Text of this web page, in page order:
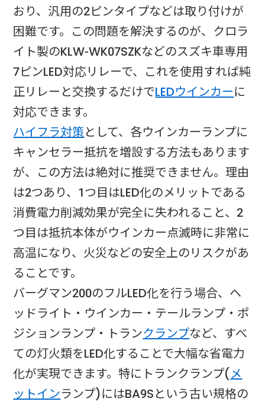
おり、汎用の2ピンタイプなどは取り付けが
困難です。この問題を解決するのが、クロラ
イト製のKLW-WK07SZKなどのスズキ車専用
7ピンLED対応リレーで、これを使用すれば純
正リレーと交換するだけでLEDウインカーに
対応できます。​
ハイフラ対策として、各ウインカーランプに
キャンセラー抵抗を増設する方法もあります
が、この方法は絶対に推奨できません。理由
は2つあり、1つ目はLED化のメリットである
消費電力削減効果が完全に失われること、2
つ目は抵抗本体がウインカー点滅時に非常に
高温になり、火災などの安全上のリスクがあ
ることです。​
バーグマン200のフルLED化を行う場合、ヘ
ッドライト・ウインカー・テールランプ・ポ
ジションランプ・トランクランプなど、すべ
ての灯火類をLED化することで大幅な省電力
化が実現できます。特にトランクランプ(メ
ットインランプ)にはBA9Sという古い規格の